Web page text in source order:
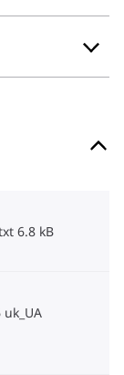
6.8 kB